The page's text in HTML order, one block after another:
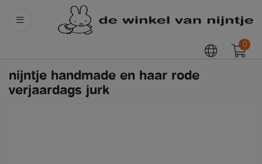
0
nijntje handmade en haar rode
verjaardags jurk